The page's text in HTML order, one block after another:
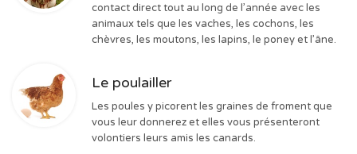
contact direct tout au long de l’année avec les
animaux tels que les vaches, les cochons, les
chèvres, les moutons, les lapins, le poney et l’âne.
Le poulailler
Les poules y picorent les graines de froment que
vous leur donnerez et elles vous présenteront
volontiers leurs amis les canards.